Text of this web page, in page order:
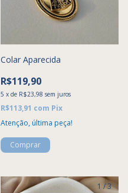
Colar Aparecida
R$119,90
5 x de R$23,98 sem juros
R$113,91 com Pix
Atenção, última peça!
1 /3